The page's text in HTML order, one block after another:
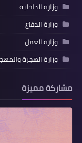
وزارة الداخلية
وزارة الدفاع
وزارة العمل
وزارة الهجرة
مشاركة مميزة